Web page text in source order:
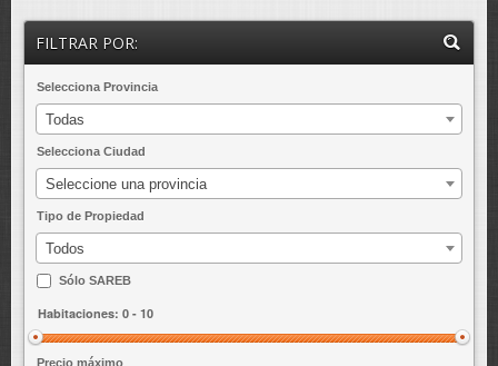
INICIO
MÁS REBAJADAS
ÚLTIMAS INCORPORADAS
EXCLUSIVAS
SAREB
NOTICIAS
ENLACES
FILTRAR POR:
Selecciona Provincia
Todas
Selecciona Ciudad
Seleccione una provincia
Tipo de Propiedad
Todos
Sólo SAREB
Precio máximo